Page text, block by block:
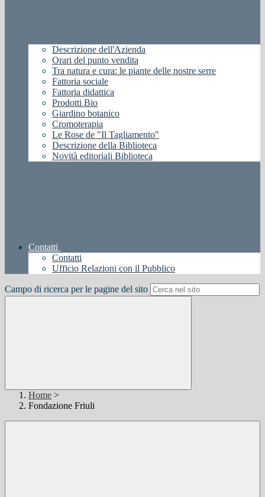
Descrizione dell'Azienda
Orari del punto vendita
Tra natura e cura: le piante delle nostre serre
Fattoria sociale
Fattoria didattica
Prodotti Bio
Giardino botanico
Cromoterapia
Le Rose de "Il Tagliamento"
Descrizione della Biblioteca
Novità editoriali Biblioteca
Contatti
Contatti
Ufficio Relazioni con il Pubblico
Campo di ricerca per le pagine del sito
Home >
Fondazione Friuli